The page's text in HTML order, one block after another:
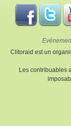
Clitoraid est un
Les contribuables